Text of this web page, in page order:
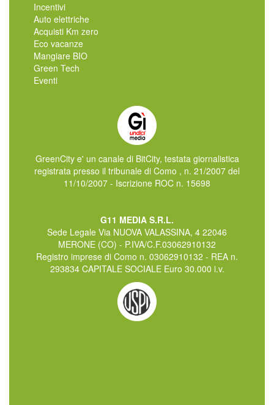
Incentivi
Auto elettriche
Acquisti Km zero
Eco vacanze
Mangiare BIO
Green Tech
Eventi
GreenCity e' un canale di BitCity, testata giornalistica
registrata presso il tribunale di Como , n. 21/2007 del
11/10/2007 - Iscrizione ROC n. 15698
G11 MEDIA S.R.L.
Sede Legale Via NUOVA VALASSINA, 4 22046
MERONE (CO) - P.IVA/C.F.03062910132
Registro imprese di Como n. 03062910132 - REA n.
293834 CAPITALE SOCIALE Euro 30.000 i.v.